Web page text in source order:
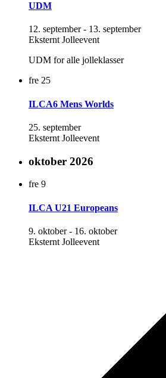
UDM
12. september- 13. september
Eksternt Jolleevent
UDM for alle jolleklasser
fre 25
ILCA6 Mens Worlds
25. september
Eksternt Jolleevent
oktober 2026
fre 9
ILCA U21 Europeans
9. oktober- 16. oktober
Eksternt Jolleevent